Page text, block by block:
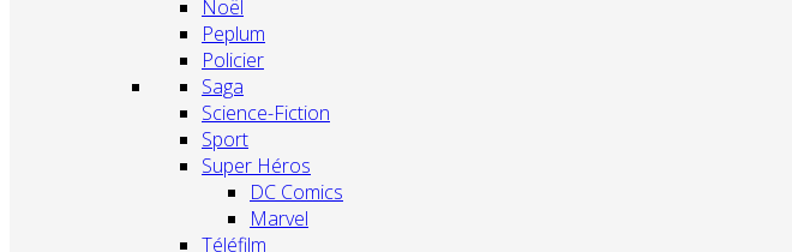
Noël
Peplum
Policier
Saga
Science-Fiction
Sport
Super Héros
DC Comics
Marvel
Téléfilm